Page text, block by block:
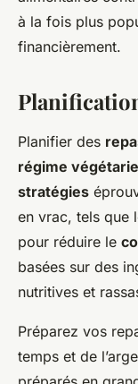
à la fois plus
financièrement.
Planifier des
régime
stratégies
en vrac, tels que
pour réduire le
basées sur des
nutritives et
Préparez vos
temps et de